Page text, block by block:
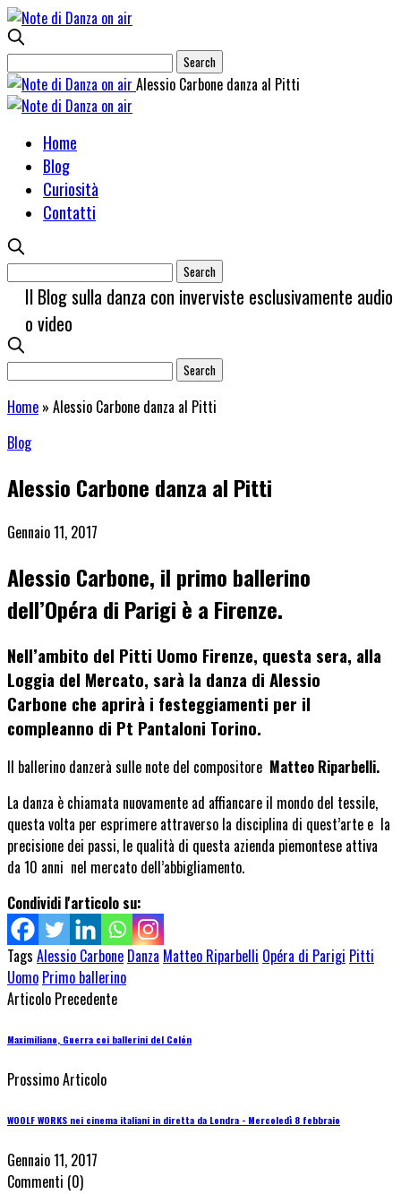
Alessio Carbone danza al Pitti
Home
Blog
Curiosità
Contatti
Il Blog sulla danza con inverviste esclusivamente audio
o video
Home » Alessio Carbone danza al Pitti
Blog
Alessio Carbone danza al Pitti
Gennaio 11, 2017
Alessio Carbone, il primo ballerino
dell’Opéra di Parigi è a Firenze.
Nell’ambito del Pitti Uomo Firenze, questa sera, alla
Loggia del Mercato, sarà la danza di Alessio
Carbone che aprirà i festeggiamenti per il
compleanno di Pt Pantaloni Torino.
Il ballerino danzerà sulle note del compositore Matteo Riparbelli.
La danza è chiamata nuovamente ad affiancare il mondo del tessile,
questa volta per esprimere attraverso la disciplina di quest’arte e la
precisione dei passi, le qualità di questa azienda piemontese attiva
da 10 anni nel mercato dell’abbigliamento.
Condividi l'articolo su:
Tags Alessio Carbone Danza Matteo Riparbelli Opéra di Parigi Pitti
Uomo Primo ballerino
Articolo Precedente
Maximiliano, Guerra coi ballerini del Colón
Prossimo Articolo
WOOLF WORKS nei cinema italiani in diretta da Londra - Mercoledì 8 febbraio
Gennaio 11, 2017
Commenti (0)